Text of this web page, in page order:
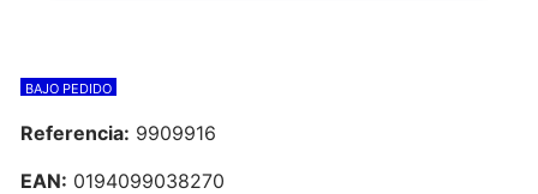
BAJO PEDIDO
Referencia: 9909916
EAN: 0194099038270